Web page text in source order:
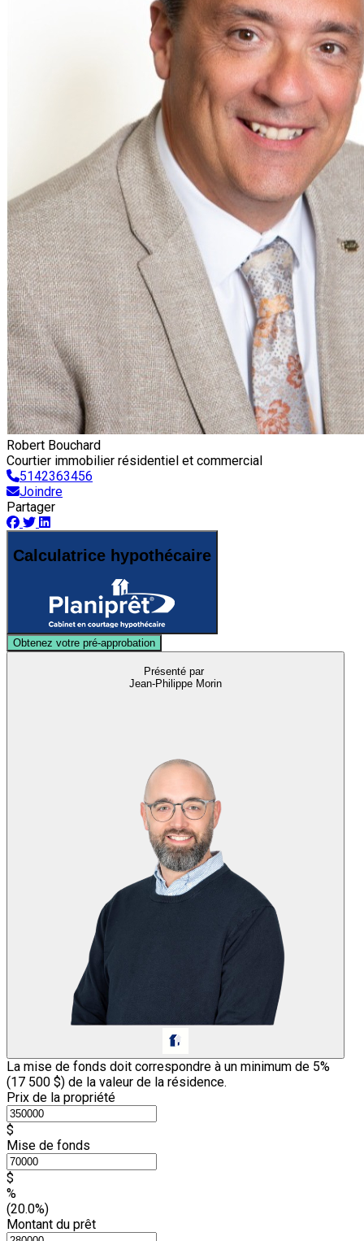
Robert Bouchard
Courtier immobilier résidentiel et commercial
5142363456
Joindre
Partager
Calculatrice hypothécaire
Obtenez votre pré-approbation
Présenté par
Jean-Philippe Morin
La mise de fonds doit correspondre à un minimum de 5%
(17 500 $) de la valeur de la résidence.
Prix de la propriété
$
Mise de fonds
$
%
(20.0%)
Montant du prêt